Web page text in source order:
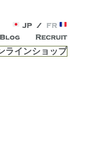
美をトー
」を追求し、未来の
ラインショップ